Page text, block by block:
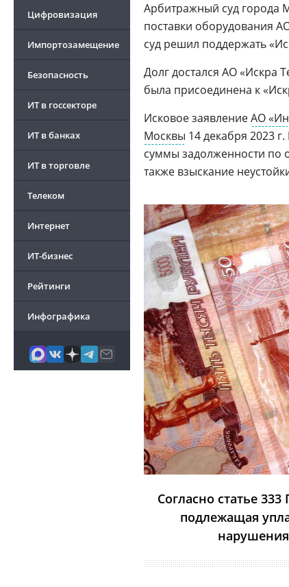
Цифровизация
Импортозамещение
Безопасность
ИТ в госсекторе
ИТ в банках
ИТ в торговле
Телеком
Интернет
ИТ-бизнес
Рейтинги
Инфографика
Арбитражный суд города
поставки оборудования
суд решил поддержать
Долг достался АО «Искра
была присоединена к
Исковое заявлениеАО
Москвы 14 декабря 2023
суммы задолженности по
также взыскание
Согласно статье
подлежащая
нарушения